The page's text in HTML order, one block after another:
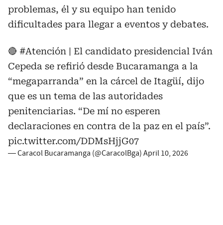
problemas, él y su equipo han tenido
dificultades para llegar a eventos y debates.
🔴 #Atención | El candidato presidencial Iván
Cepeda se refirió desde Bucaramanga a la
“megaparranda” en la cárcel de Itagüí, dijo
que es un tema de las autoridades
penitenciarias. “De mí no esperen
declaraciones en contra de la paz en el país”.
pic.twitter.com/DDMsHjjG07
— Caracol Bucaramanga (@CaracolBga) April 10, 2026